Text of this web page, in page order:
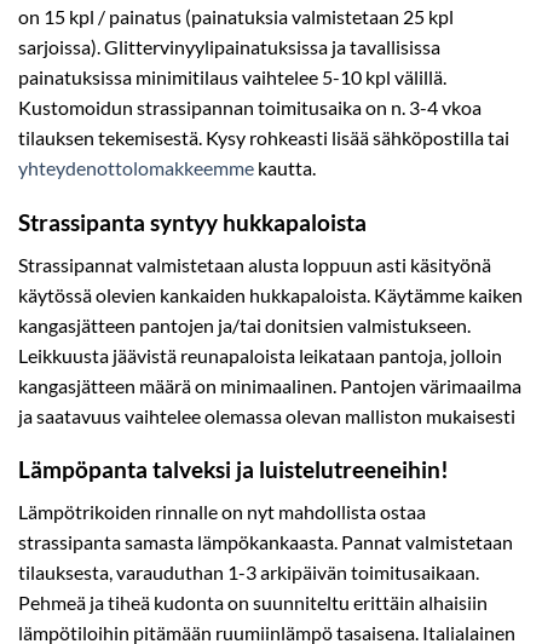
on 15 kpl / painatus (painatuksia valmistetaan 25 kpl
sarjoissa). Glittervinyylipainatuksissa ja tavallisissa
painatuksissa minimitilaus vaihtelee 5-10 kpl välillä.
Kustomoidun strassipannan toimitusaika on n. 3-4 vkoa
tilauksen tekemisestä. Kysy rohkeasti lisää sähköpostilla tai
yhteydenottolomakkeemme kautta.
Strassipanta syntyy hukkapaloista
Strassipannat valmistetaan alusta loppuun asti käsityönä
käytössä olevien kankaiden hukkapaloista. Käytämme kaiken
kangasjätteen pantojen ja/tai donitsien valmistukseen.
Leikkuusta jäävistä reunapaloista leikataan pantoja, jolloin
kangasjätteen määrä on minimaalinen. Pantojen värimaailma
ja saatavuus vaihtelee olemassa olevan malliston mukaisesti
Lämpöpanta talveksi ja luistelutreeneihin!
Lämpötrikoiden rinnalle on nyt mahdollista ostaa
strassipanta samasta lämpökankaasta. Pannat valmistetaan
tilauksesta, varauduthan 1-3 arkipäivän toimitusaikaan.
Pehmeä ja tiheä kudonta on suunniteltu erittäin alhaisiin
lämpötiloihin pitämään ruumiinlämpö tasaisena. Italialainen